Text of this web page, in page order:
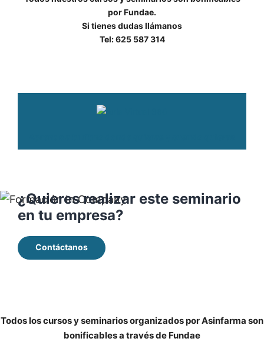
por Fundae.
Si tienes dudas llámanos
Tel: 625 587 314
¿Quieres realizar este seminario
en tu empresa?
Contáctanos
Todos los cursos y seminarios organizados por Asinfarma son
bonificables a través de Fundae